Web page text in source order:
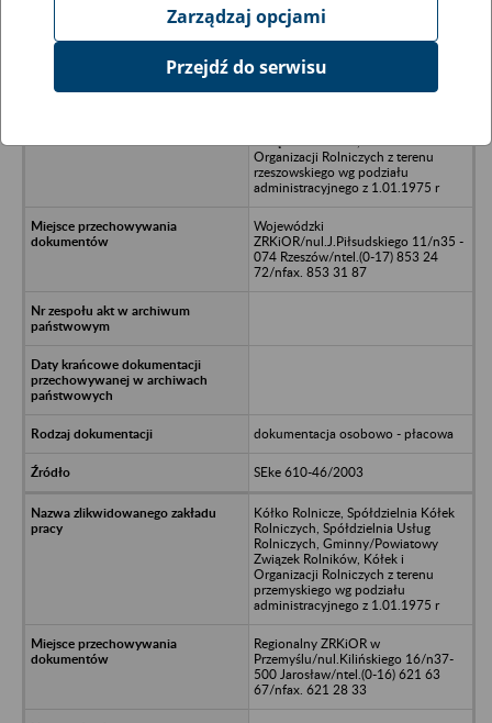
Ukryj wszystkie pozycje bazy
Kółko Rolnicze, Spółdzielnia Kółek
Organizacji Rolniczych z terenu
rzeszowskiego wg podziału
administracyjnego z 1.01.1975 r
Wojewódzki
ZRKiOR/nul.J.Piłsudskiego 11/n35 -
074 Rzeszów/ntel.(0-17) 853 24
72/nfax. 853 31 87
dokumentacja osobowo - płacowa
SEke 610-46/2003
Kółko Rolnicze, Spółdzielnia Kółek
Rolniczych, Spółdzielnia Usług
Rolniczych, Gminny/Powiatowy
Związek Rolników, Kółek i
Organizacji Rolniczych z terenu
przemyskiego wg podziału
administracyjnego z 1.01.1975 r
Regionalny ZRKiOR w
Przemyślu/nul.Kilińskiego 16/n37-
500 Jarosław/ntel.(0-16) 621 63
67/nfax. 621 28 33
Zarządzaj opcjami
Przejdź do serwisu